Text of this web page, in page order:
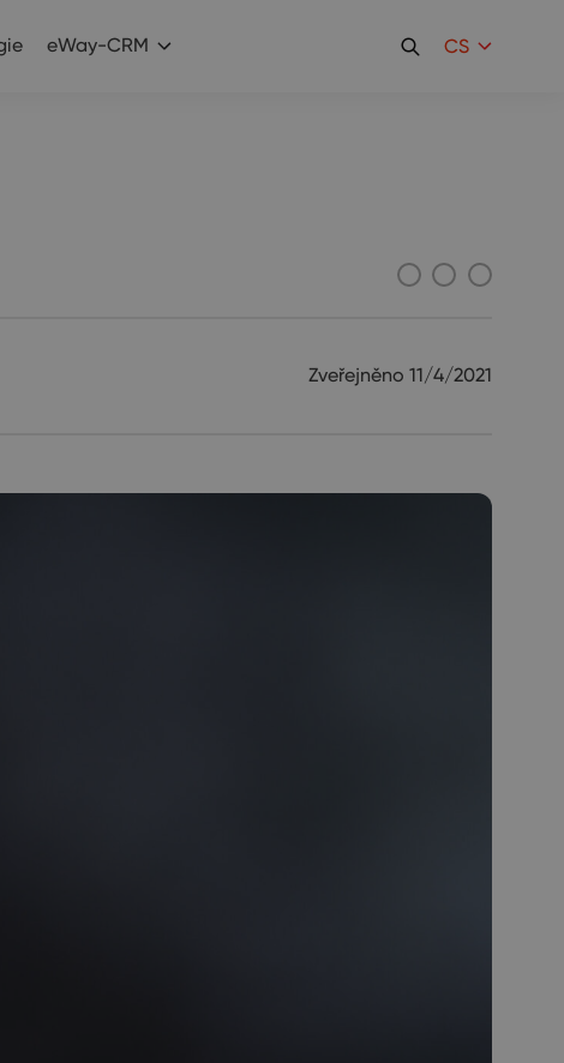
eWay-CRM CS
Zveřejněno 11/4/2021